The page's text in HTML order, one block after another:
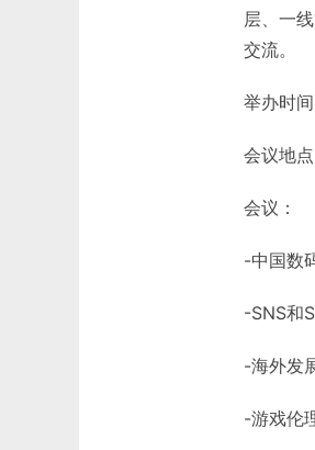
层、一
交流。
举办时
会议地
会议：
-中国数
-SNS和
-海外发
-游戏伦